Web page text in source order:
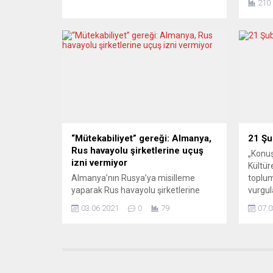
tahminlerini güncelledi. Buna göre, 1
Ocak 2021 itibarıyla 59,2 milyon olan
210
“Mütekabiliyet” gereği: Almanya,
Rus havayolu şirketlerine uçuş
izni vermiyor
Almanya’nın Rusya’ya misilleme
yaparak Rus havayolu şirketlerine
Federal Almanya Ulaştırma
03.06.2021 0 79
21